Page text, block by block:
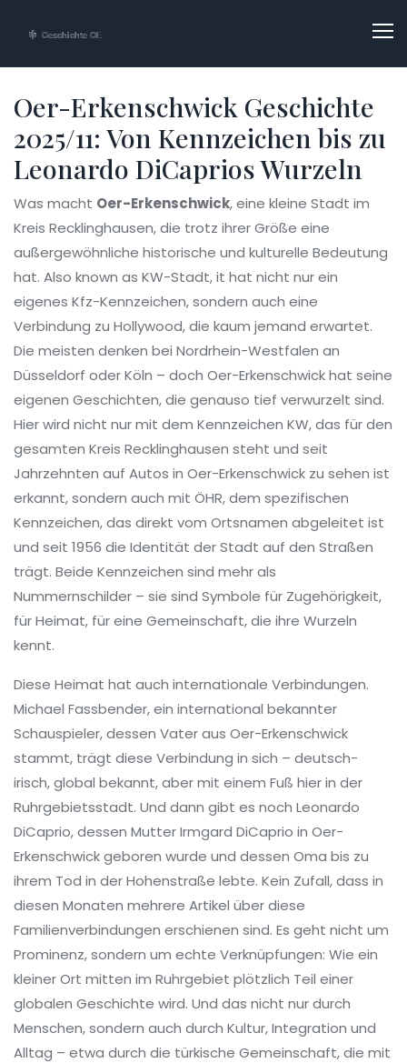
Oer-Erkenschwick Geschichte
2025/11: Von Kennzeichen bis zu
Leonardo DiCaprios Wurzeln
Was macht Oer-Erkenschwick,eine kleine Stadt im
Kreis Recklinghausen, die trotz ihrer Größe eine
außergewöhnliche historische und kulturelle Bedeutung
hat. Also known as KW-Stadt, it hat nicht nur ein
eigenes Kfz-Kennzeichen, sondern auch eine
Verbindung zu Hollywood, die kaum jemand erwartet.
Die meisten denken bei Nordrhein-Westfalen an
Düsseldorf oder Köln – doch Oer-Erkenschwick hat seine
eigenen Geschichten, die genauso tief verwurzelt sind.
Hier wird nicht nur mit dem Kennzeichen KW,das für den
gesamten Kreis Recklinghausen steht und seit
Jahrzehnten auf Autos in Oer-Erkenschwick zu sehen ist
erkannt, sondern auch mit ÖHR,dem spezifischen
Kennzeichen, das direkt vom Ortsnamen abgeleitet ist
und seit 1956 die Identität der Stadt auf den Straßen
trägt. Beide Kennzeichen sind mehr als
Nummernschilder – sie sind Symbole für Zugehörigkeit,
für Heimat, für eine Gemeinschaft, die ihre Wurzeln
kennt.
Diese Heimat hat auch internationale Verbindungen.
Michael Fassbender,ein international bekannter
Schauspieler, dessen Vater aus Oer-Erkenschwick
stammt, trägt diese Verbindung in sich – deutsch-
irisch, global bekannt, aber mit einem Fuß hier in der
Ruhrgebietsstadt. Und dann gibt es noch Leonardo
DiCaprio,dessen Mutter Irmgard DiCaprio in Oer-
Erkenschwick geboren wurde und dessen Oma bis zu
ihrem Tod in der Hohenstraße lebte. Kein Zufall, dass in
diesen Monaten mehrere Artikel über diese
Familienverbindungen erschienen sind. Es geht nicht um
Prominenz, sondern um echte Verknüpfungen: Wie ein
kleiner Ort mitten im Ruhrgebiet plötzlich Teil einer
globalen Geschichte wird. Und das nicht nur durch
Menschen, sondern auch durch Kultur, Integration und
Alltag – etwa durch die türkische Gemeinschaft, die mit